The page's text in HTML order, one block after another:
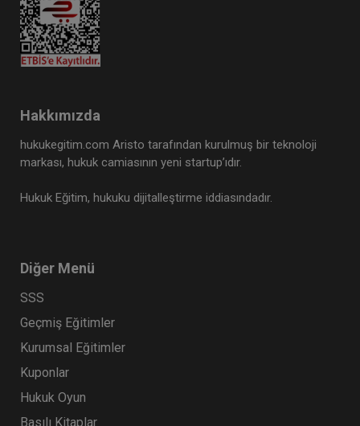
Kongresi - VI. Oturum
Hakkımızda
hukukegitim.com Aristo tarafından kurulmuş bir teknoloji
markası, hukuk camiasının yeni startup’ıdır.
Hukuk Eğitim, hukuku dijitalleştirme iddiasındadır.
Diğer Menü
SSS
Geçmiş Eğitimler
Kurumsal Eğitimler
Kuponlar
Hukuk Oyun
Basılı Kitaplar